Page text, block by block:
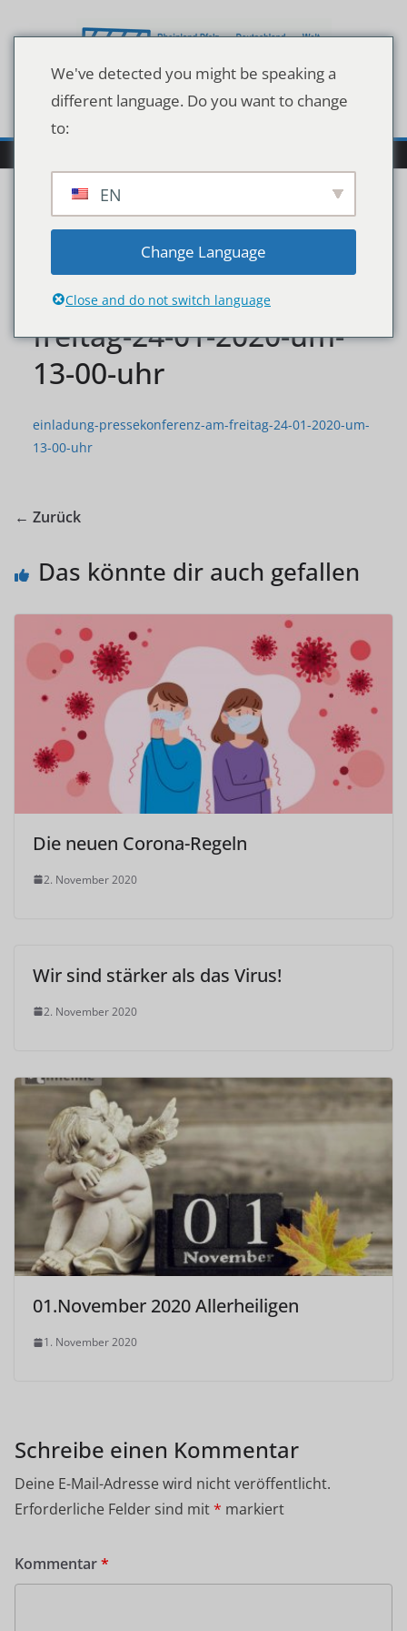
Inhalt
einladung-
pressekonferenz-am-
freitag-24-01-2020-um-
13-00-uhr
einladung-pressekonferenz-am-freitag-24-01-2020-um-
13-00-uhr
← Zurück
Das könnte dir auch gefallen
Die neuen Corona-Regeln
2. November 2020
Wir sind stärker als das Virus!
2. November 2020
01.November 2020 Allerheiligen
1. November 2020
Schreibe einen Kommentar
Deine E-Mail-Adresse wird nicht veröffentlicht.
Erforderliche Felder sind mit* markiert
Kommentar*
We've detected you might be speaking a
different language. Do you want to change
to:
EN
Change Language
Close and do not switch language